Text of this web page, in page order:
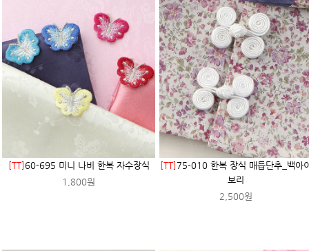
[TT]60-695 미니 나비 한복 자수장식
1,800원
[TT] 75-010 한복 장식 매듭단추_백아
보리
2,500원